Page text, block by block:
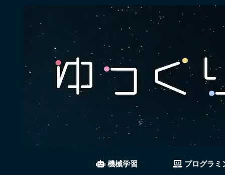
機械学習 プログラミ